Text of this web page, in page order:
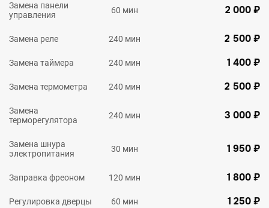
Замена панели
управления
60 мин 2 000 ₽
Замена реле 240 мин 2 500 ₽
Замена таймера 240 мин 1 400 ₽
Замена термометра 240 мин 2 500 ₽
Замена
терморегулятора
240 мин 3 000 ₽
Замена шнура
электропитания
30 мин 1 950 ₽
Заправка фреоном 120 мин 1 800 ₽
Регулировка дверцы 60 мин 1 250 ₽